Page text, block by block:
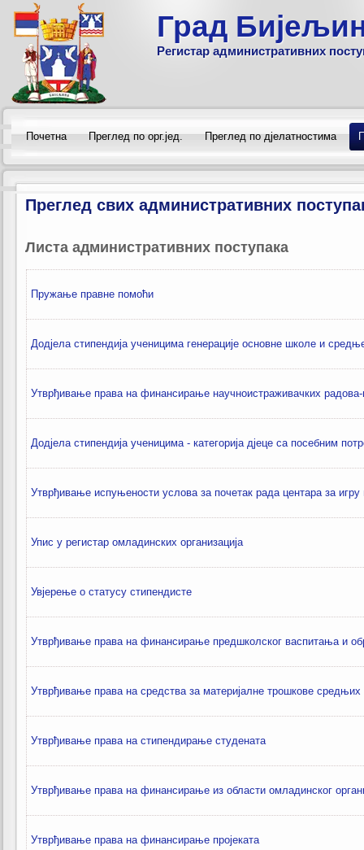
Град
Регистар административних
Почетна Преглед по орг.јед. Преглед по дјелатностима
Преглед свих административних
Листа административних поступака
Пружање правне помоћи
Додјела стипендија ученицима генерације основне школе и
Утврђивање права на финансирање научноистраживачких радова-
Додјела стипендија ученицима - категорија дјеце са посебним
Утврђивање испуњености услова за почетак рада центара за
Упис у регистар омладинских организација
Увјерење о статусу стипендисте
Утврђивање права на финансирање предшколског васпитања и
Утврђивање права на средства за материјалне трошкове
Утврђивање права на стипендирање студената
Утврђивање права на финансирање из области омладинског
Утврђивање права на финансирање пројеката